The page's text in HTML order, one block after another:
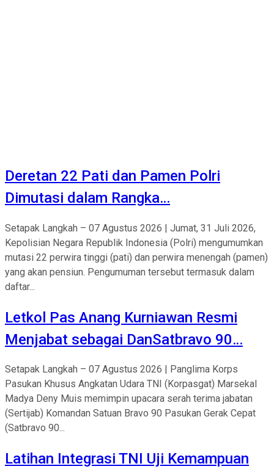
Deretan 22 Pati dan Pamen Polri
Dimutasi dalam Rangka…
Setapak Langkah – 07 Agustus 2026 | Jumat, 31 Juli 2026,
Kepolisian Negara Republik Indonesia (Polri) mengumumkan
mutasi 22 perwira tinggi (pati) dan perwira menengah (pamen)
yang akan pensiun. Pengumuman tersebut termasuk dalam
daftar...
Letkol Pas Anang Kurniawan Resmi
Menjabat sebagai DanSatbravo 90…
Setapak Langkah – 07 Agustus 2026 | Panglima Korps
Pasukan Khusus Angkatan Udara TNI (Korpasgat) Marsekal
Madya Deny Muis memimpin upacara serah terima jabatan
(Sertijab) Komandan Satuan Bravo 90 Pasukan Gerak Cepat
(Satbravo 90...
Latihan Integrasi TNI Uji Kemampuan